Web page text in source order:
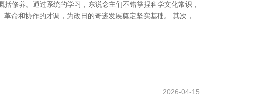
修养。通过系统的学习，东说念主们不错掌捏科学文化常识，
命和协作的才调，为改日的奇迹发展奠定坚实基础。 其次，
2026-04-15